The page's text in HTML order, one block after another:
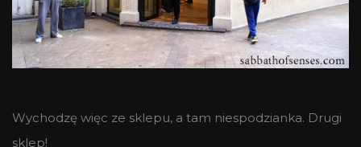
Wychodzę więc ze sklepu, a tam niespodzianka. Drugi
sklep!